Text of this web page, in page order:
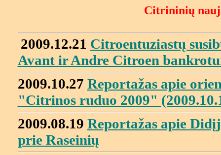
Citrininių
2009.12.21 Citroentuziastų
Avant ir Andre Citroen
2009.10.27 Reportažas apie
"Citrinos ruduo 2009"
2009.08.19 Reportažas apie
prie Raseinių